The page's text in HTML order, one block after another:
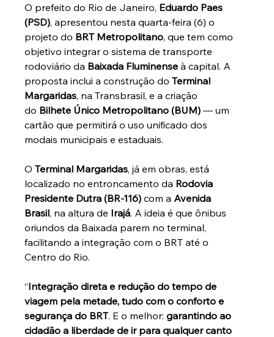
O prefeito do Rio de Janeiro, Eduardo Paes
(PSD), apresentou nesta quarta-feira (6) o
projeto do BRT Metropolitano, que tem como
objetivo integrar o sistema de transporte
rodoviário da Baixada Fluminense à capital. A
proposta inclui a construção do Terminal
Margaridas, na Transbrasil, e a criação
do Bilhete Único Metropolitano (BUM) — um
cartão que permitirá o uso unificado dos
modais municipais e estaduais.
O Terminal Margaridas, já em obras, está
localizado no entroncamento da Rodovia
Presidente Dutra (BR-116) com a Avenida
Brasil, na altura de Irajá. A ideia é que ônibus
oriundos da Baixada parem no terminal,
facilitando a integração com o BRT até o
Centro do Rio.
“Integração direta e redução do tempo de
viagem pela metade, tudo com o conforto e
segurança do BRT. E o melhor: garantindo ao
cidadão a liberdade de ir para qualquer canto